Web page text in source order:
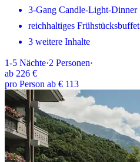
3-Gang Candle-Light-Dinner
reichhaltiges Frühstücksbuffet
3 weitere Inhalte
1-5 Nächte·2 Personen·
ab 226 €
pro Person ab € 113